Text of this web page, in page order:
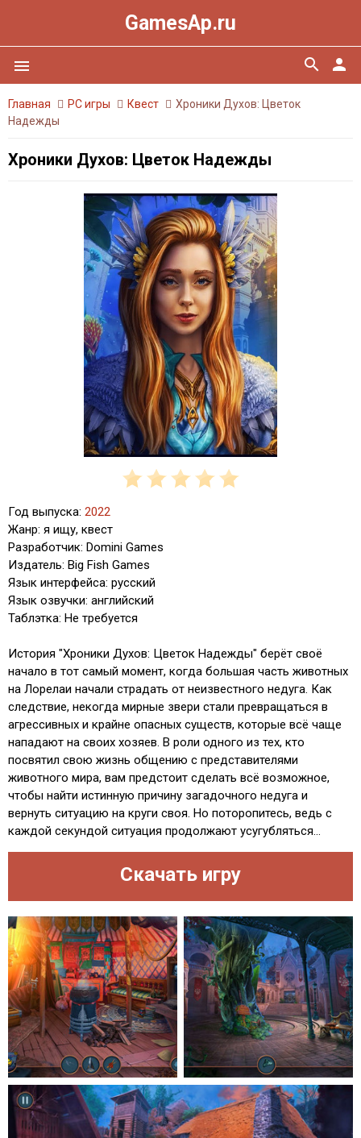
GamesAp.ru
menu person
search
Главная PC игры Квест
Хроники Духов: Цветок
Надежды
Хроники Духов: Цветок Надежды
Год выпуска: 2022
Жанр: я ищу, квест
Разработчик: Domini Games
Издатель: Big Fish Games
Язык интерфейса: русский
Язык озвучки: английский
Таблэтка: Не требуется
История "Хроники Духов: Цветок Надежды" берёт своё
начало в тот самый момент, когда большая часть животных
на Лорелаи начали страдать от неизвестного недуга. Как
следствие, некогда мирные звери стали превращаться в
агрессивных и крайне опасных существ, которые всё чаще
нападают на своих хозяев. В роли одного из тех, кто
посвятил свою жизнь общению с представителями
животного мира, вам предстоит сделать всё возможное,
чтобы найти истинную причину загадочного недуга и
вернуть ситуацию на круги своя. Но поторопитесь, ведь с
каждой секундой ситуация продолжают усугубляться...
Скачать игру